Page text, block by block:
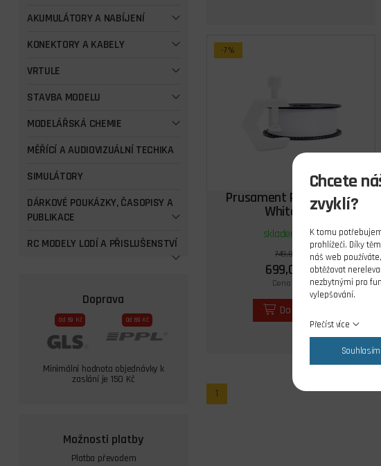
AKUMULÁTORY A NABÍJENÍ
KONEKTORY A KABELY
VRTULE
STAVBA MODELU
MODELÁŘSKÁ CHEMIE
MĚŘÍCÍ A AUDIOVIZUÁLNÍ TECHIKA
SIMULÁTORY
DÁRKOVÉ POUKÁZKY, ČASOPISY A
PUBLIKACE
RC MODELY LODÍ A PŘISLUŠENSTVÍ
Doprava
Od 59 Kč Od 69 Kč
Minimální hodnota objednávky k
zaslání je 150 Kč
Možnosti platby
Platba převodem
-7%
Prusament PET-G Signal
White 1Kg
skladem 4 ks
749,00 Kč
699,00 Kč
Cena s DPH
Do košíku
1
Chcete
zvyklí?
K tomu
prohlížeči. Díky
náš web
obtěžovat
nezbytnými pro
vylepšování.
Přečíst více